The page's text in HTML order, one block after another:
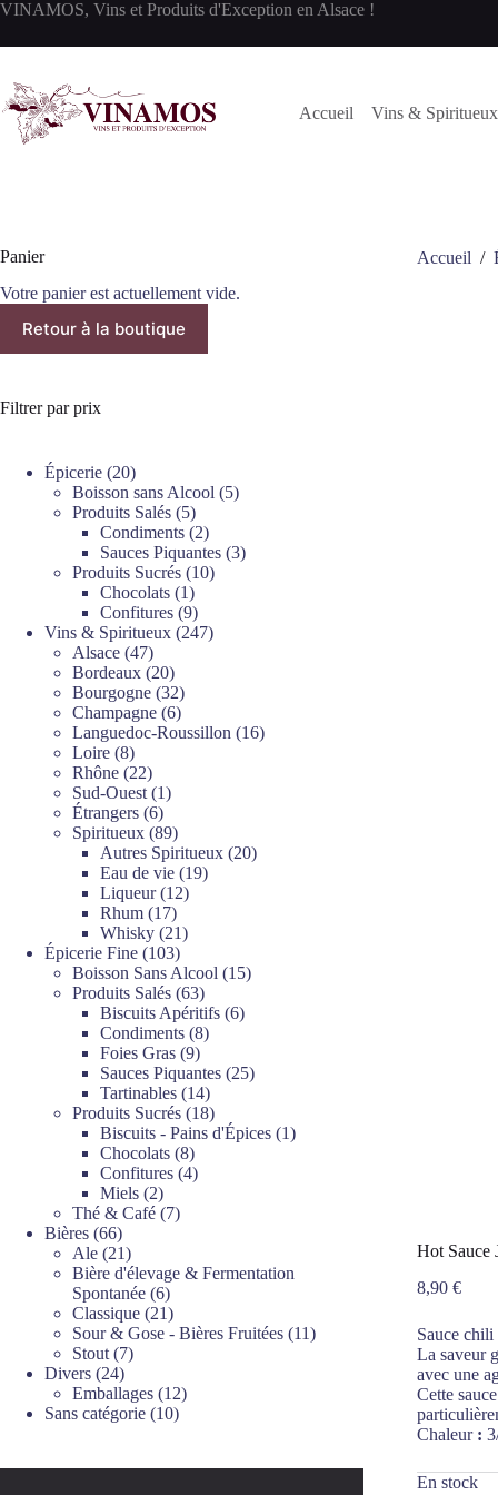
Passer
contenu
VINAMOS, Vins et Produits d'Exception en Alsace !
Accueil Vins & Spiritueux
Accueil /
Hot Sauce
8,90 €
Sauce chili
La saveur
avec une
Cette
Chaleur:
En stock
Panier
Votre panier est actuellement vide.
Retour à la boutique
Filtrer par prix
Épicerie 2020
produits
Boisson sans Alcool 55
Produits Salés 55
produits
Condiments 22
produits
Sauces Piquantes 33
Produits Sucrés 1010
Chocolats 11
produit
Confitures 99
produits
Vins & Spiritueux 247247
Alsace 4747
produits
Bordeaux 2020
produits
Bourgogne 3232
produits
Champagne 66
produits
Languedoc-Roussillon 1616
Loire 88
produits
Rhône 2222
produits
Sud-Ouest 11
Étrangers 66
produits
Spiritueux 8989
produits
Autres Spiritueux 2020
Eau de vie 1919
Liqueur 1212
Rhum 1717
produits
Whisky 2121
Épicerie Fine 103103
produits
Boisson Sans Alcool 1515
Produits Salés 6363
produits
Biscuits Apéritifs 66
Condiments 88
Foies Gras 99
produits
Sauces Piquantes 2525
Tartinables 1414
produits
Produits Sucrés 1818
produits
Biscuits - Pains d'Épices 11
Chocolats 88
produits
Confitures 44
Miels 22
produits
Thé & Café 77
Bières 6666
produits
Ale 2121
produits
Bière d'élevage & Fermentation
Spontanée 66
produits
Classique 2121
produits
Sour & Gose - Bières Fruitées 1111
Stout 77
Divers 2424
produits
Emballages 1212
Sans catégorie 1010